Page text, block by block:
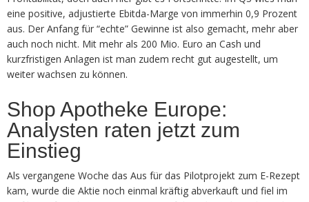
eine positive, adjustierte Ebitda-Marge von immerhin 0,9 Prozent
aus. Der Anfang für “echte” Gewinne ist also gemacht, mehr aber
auch noch nicht. Mit mehr als 200 Mio. Euro an Cash und
kurzfristigen Anlagen ist man zudem recht gut augestellt, um
weiter wachsen zu können.
Shop Apotheke Europe:
Analysten raten jetzt zum
Einstieg
Als vergangene Woche das Aus für das Pilotprojekt zum E-Rezept
kam, wurde die Aktie noch einmal kräftig abverkauft und fiel im